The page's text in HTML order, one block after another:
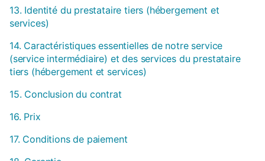
13. Identité du prestataire tiers (hébergement et
services)
14. Caractéristiques essentielles de notre service
(service intermédiaire) et des services du prestataire
tiers (hébergement et services)
15. Conclusion du contrat
16. Prix
17. Conditions de paiement